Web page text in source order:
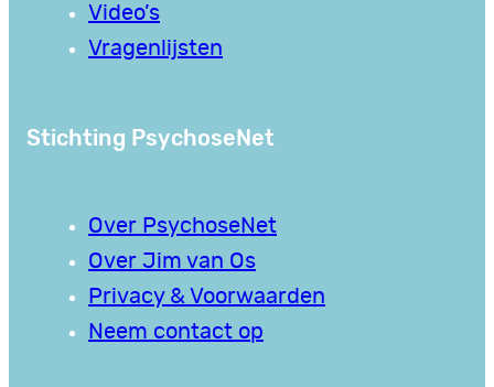
Video’s
Vragenlijsten
Stichting PsychoseNet
Over PsychoseNet
Over Jim van Os
Privacy & Voorwaarden
Neem contact op